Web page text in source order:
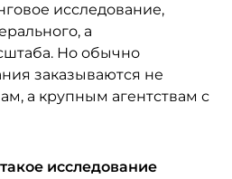
исследование,
а
Но обычно
заказываются не
а крупным агентствам с
исследование